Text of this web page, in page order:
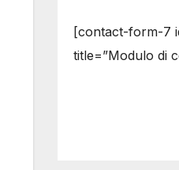
[contact-form-7
title=”Modulo di